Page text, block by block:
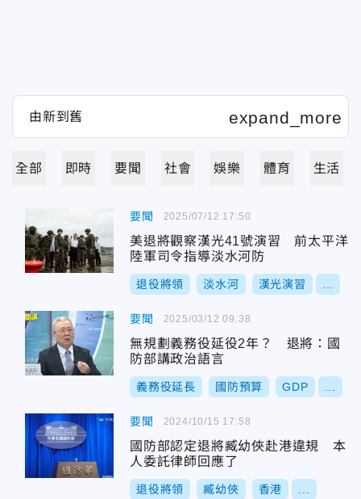
全部 即時 要聞 社會 娛樂 體育 生活
要聞
美退將觀察漢光41號演習 前太平洋
陸軍司令指導淡水河防
退役將領 淡水河 漢光演習
2025/07/12 17:50
要聞
無規劃義務役延役2年？ 退將：國
防部講政治語言
義務役延長 國防預算 GDP
2025/03/12 09:38
要聞
國防部認定退將臧幼俠赴港違規 本
人委託律師回應了
退役將領 臧幼俠 香港
2024/10/15 17:58